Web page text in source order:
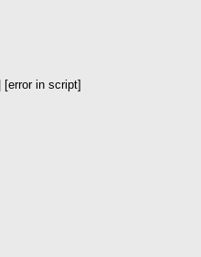
| [error in script]